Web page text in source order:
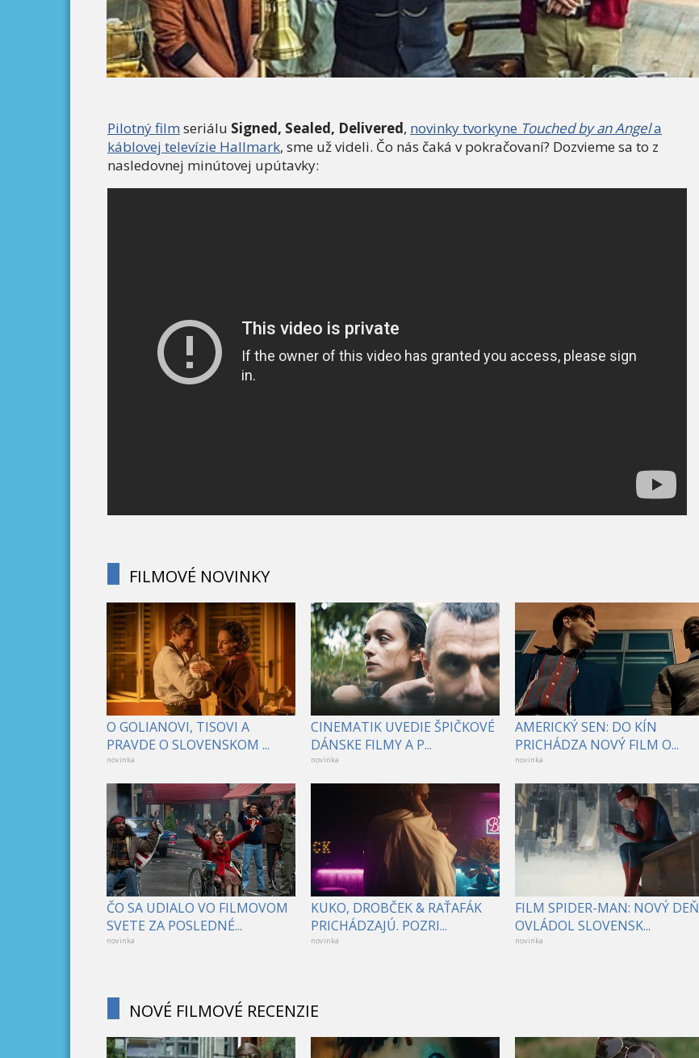
Pilotný film seriálu Signed, Sealed, Delivered, novinky tvorkyne Touched by an Angela
káblovej televízie Hallmark, sme už videli. Čo nás čaká v pokračovaní? Dozvieme sa to z
nasledovnej minútovej upútavky:
FILMOVÉ NOVINKY
O GOLIANOVI, TISOVI A
PRAVDE O SLOVENSKOM ...
novinka
CINEMATIK UVEDIE ŠPIČKOVÉ
DÁNSKE FILMY A P...
novinka
AMERICKÝ SEN: DO KÍN
PRICHÁDZA NOVÝ FILM O...
novinka
ČO SA UDIALO VO FILMOVOM
SVETE ZA POSLEDNÉ...
novinka
KUKO, DROBČEK & RAŤAFÁK
PRICHÁDZAJÚ. POZRI...
novinka
FILM SPIDER-MAN: NOVÝ DEŇ
OVLÁDOL SLOVENSK...
novinka
NOVÉ FILMOVÉ RECENZIE